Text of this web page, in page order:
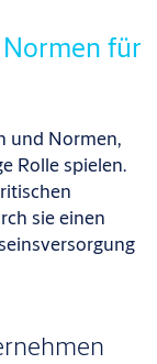
für
und Normen,
Rolle spielen.
sie einen